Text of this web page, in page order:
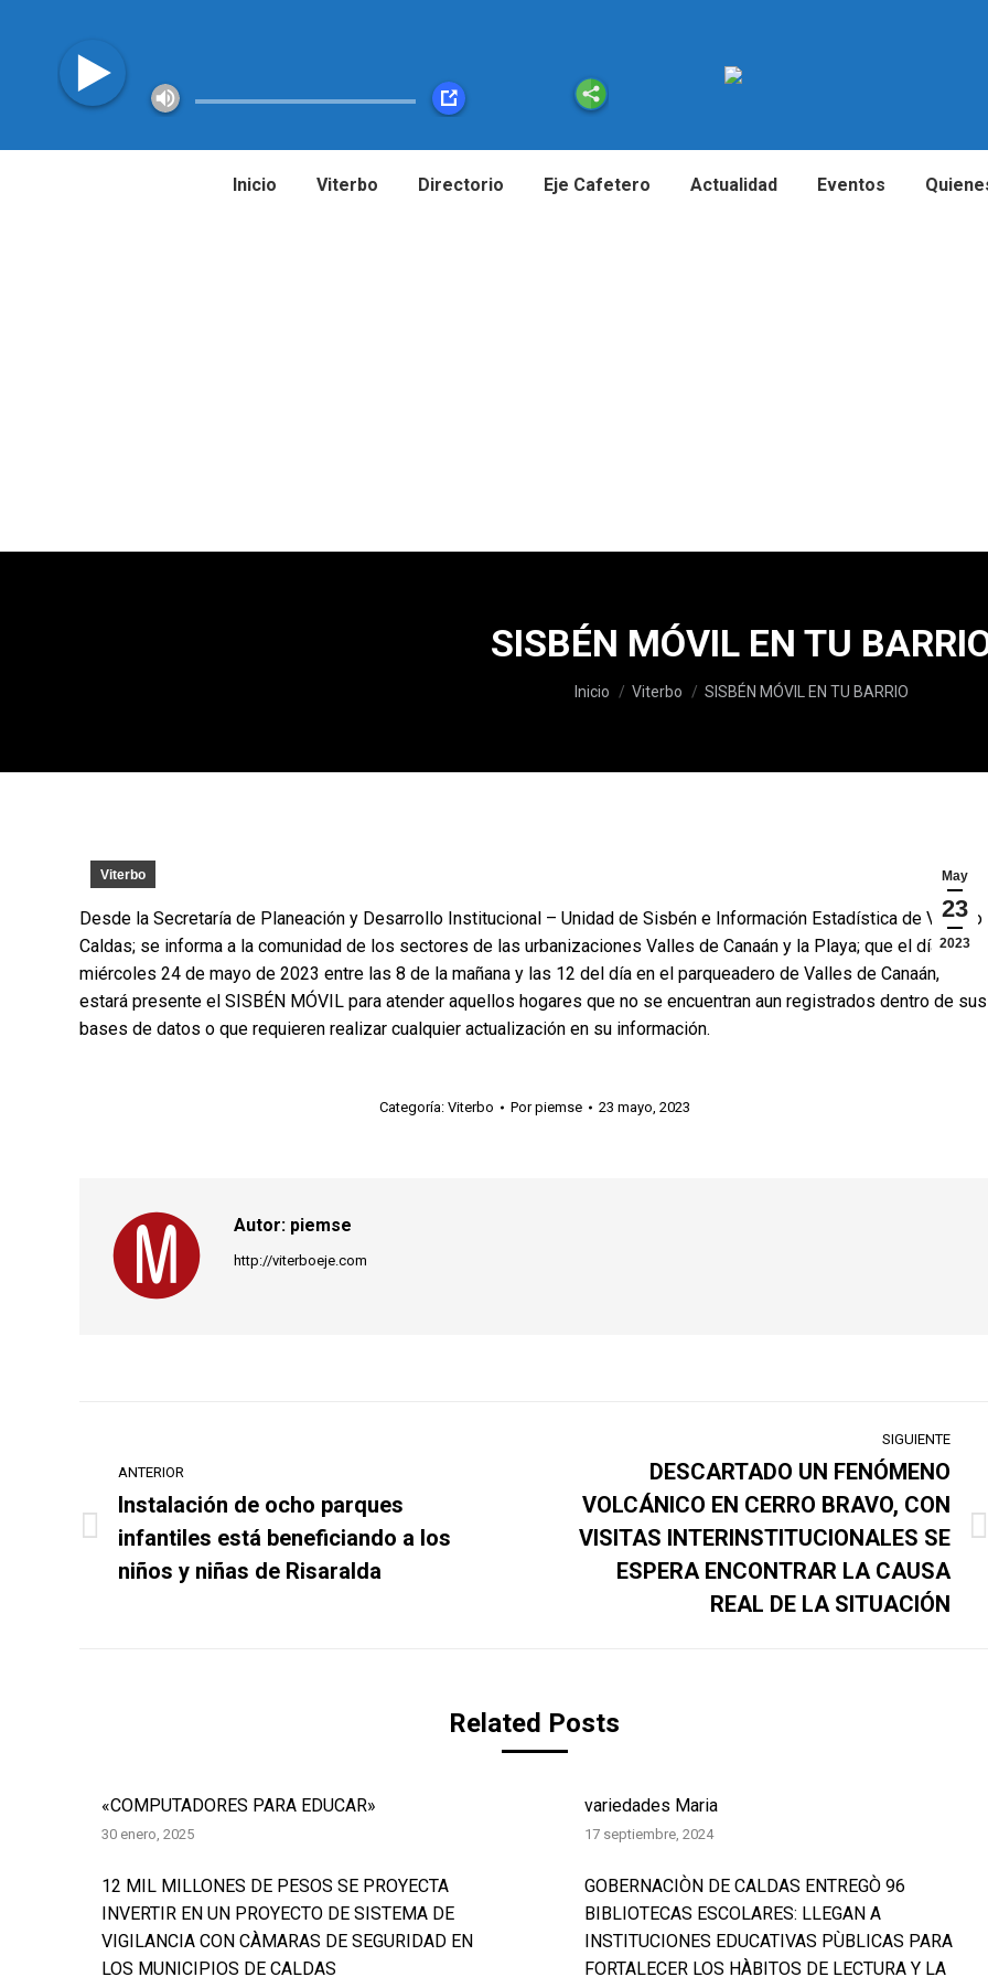
Inicio Viterbo Directorio Eje Cafetero Actualidad Eventos
SISBÉN MÓVIL EN TU
Estás aquí:
Inicio Viterbo SISBÉN MÓVIL EN TU BARRIO
May
23
2023
Viterbo
Desde la Secretaría de Planeación y Desarrollo Institucional – Unidad de Sisbén e Información Estadística de Viterbo
Caldas; se informa a la comunidad de los sectores de las urbanizaciones Valles de Canaán y la Playa; que el día
miércoles 24 de mayo de 2023 entre las 8 de la mañana y las 12 del día en el parqueadero de Valles de Canaán,
estará presente el SISBÉN MÓVIL para atender aquellos hogares que no se encuentran aun registrados dentro de sus
bases de datos o que requieren realizar cualquier actualización en su información.
Categoría: Viterbo Porpiemse 23 mayo, 2023
Autor: piemse
http://viterboeje.com
entre
publicaciones
ANTERIOR
Publicación
anterior:
Instalación de ocho parques
infantiles está beneficiando a los
niños y niñas de Risaralda
SIGUIENTE
Publicación
siguiente:
DESCARTADO UN FENÓMENO
VOLCÁNICO EN CERRO BRAVO, CON
VISITAS INTERINSTITUCIONALES SE
ESPERA ENCONTRAR LA CAUSA
REAL DE LA SITUACIÓN
Related Posts
«COMPUTADORES PARA EDUCAR»
30 enero, 2025
variedades Maria
17 septiembre, 2024
12 MIL MILLONES DE PESOS SE PROYECTA
INVERTIR EN UN PROYECTO DE SISTEMA DE
VIGILANCIA CON CÀMARAS DE SEGURIDAD EN
LOS MUNICIPIOS DE CALDAS
GOBERNACIÒN DE CALDAS ENTREGÒ 96
BIBLIOTECAS ESCOLARES: LLEGAN A
INSTITUCIONES EDUCATIVAS PÙBLICAS PARA
FORTALECER LOS HÀBITOS DE LECTURA Y LA